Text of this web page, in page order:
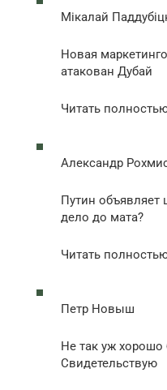
Мiкалай
Новая
атакован Дубай
Читать
Александр
Путин объявляет
дело до мата?
Читать
Петр Новыш
Не так уж
Свидетельствую